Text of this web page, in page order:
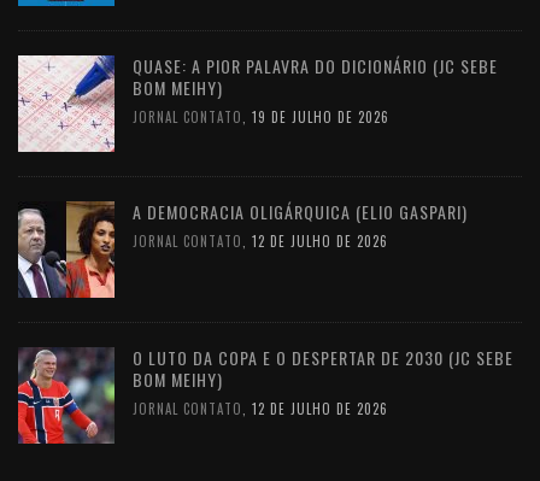
QUASE: A PIOR PALAVRA DO DICIONÁRIO (JC SEBE
BOM MEIHY)
JORNAL CONTATO 19 DE JULHO DE 2026
A DEMOCRACIA OLIGÁRQUICA (ELIO GASPARI)
JORNAL CONTATO 12 DE JULHO DE 2026
O LUTO DA COPA E O DESPERTAR DE 2030 (JC SEBE
BOM MEIHY)
JORNAL CONTATO 12 DE JULHO DE 2026